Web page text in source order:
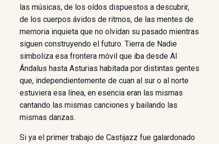
las músicas, de los oídos dispuestos a descubrir,
de los cuerpos ávidos de ritmos, de las mentes de
memoria inquieta que no olvidan su pasado mientras
siguen construyendo el futuro. Tierra de Nadie
simboliza esa frontera móvil que iba desde Al
Ándalus hasta Asturias habitada por distintas gentes
que, independientemente de cuan al sur o al norte
estuviera esa línea, en esencia eran las mismas
cantando las mismas canciones y bailando las
mismas danzas.
Si ya el primer trabajo de Castijazz fue galardonado